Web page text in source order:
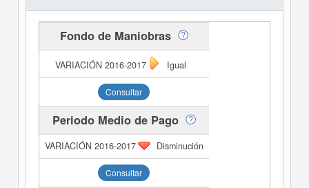
Fondo de Maniobras
Igual
Consultar
Periodo Medio de Pago
Disminución
Consultar